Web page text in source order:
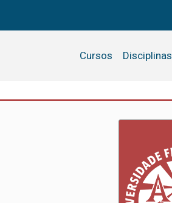
Cursos Disciplinas